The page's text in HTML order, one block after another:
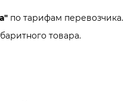
по тарифам перевозчика.
товара.